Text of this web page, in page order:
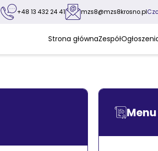
+48 13 432 24 41 mzs8@mzs8krosno.pl
Strona głównaZespół
Menu